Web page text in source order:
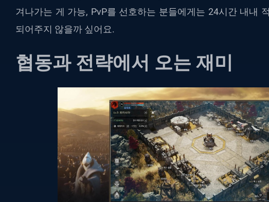
겨나가는 게 가능, PvP를 선호하는 분들에게는 24시간 내내
되어주지 않을까 싶어요.
협동과 전략에서 오는 재미